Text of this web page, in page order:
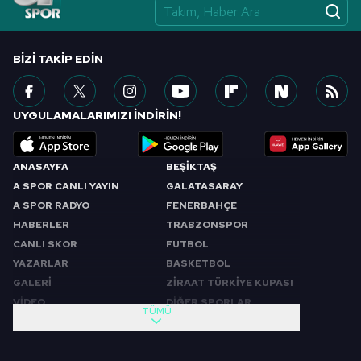
ANASAYFA
A SPOR CANLI YAYIN
A SPOR RADYO
HABERLER
CANLI SKOR
YAZARLAR
GALERİ
VİDEO
BEŞİKTAŞ
GALATASARAY
FENERBAHÇE
TRABZONSPOR
FUTBOL
BASKETBOL
ZİRAAT TÜRKİYE KUPASI
DİĞER SPORLAR
TÜMÜ
BIZI TAKIP EDIN
UYGULAMALARIMIZI İNDİRİN!